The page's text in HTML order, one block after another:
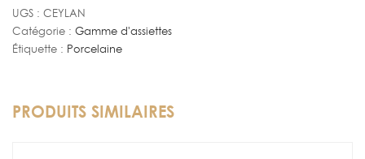
24
cm
UGS : CEYLAN
Catégorie : Gamme d'assiettes
Étiquette : Porcelaine
PRODUITS SIMILAIRES